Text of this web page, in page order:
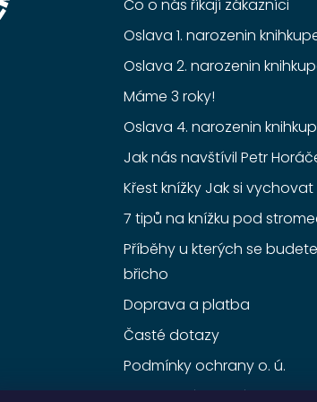
Co o nás říkají zákazníci
Oslava 1. narozenin
Oslava 2. narozenin
Máme 3 roky!
Oslava 4. narozenin
Jak nás navštívil Petr
Křest knížky Jak si
7 tipů na knížku pod
Příběhy u kterých se
břicho
Doprava a platba
Časté dotazy
Podmínky ochrany o. ú.
Obchodní podmínky